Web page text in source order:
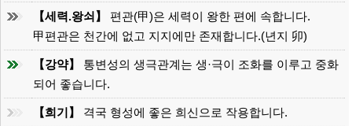
【세력.왕쇠】
편관(甲)은 세력이 왕한 편에 속합니다.
甲편관은 천간에 없고 지지에만 존재합니다.(년지 卯)
【강약】
통변성의 생극관계는 생·극이 조화를 이루고 중화
되어 좋습니다.
【희기】 격국 형성에 좋은 희신으로 작용합니다.